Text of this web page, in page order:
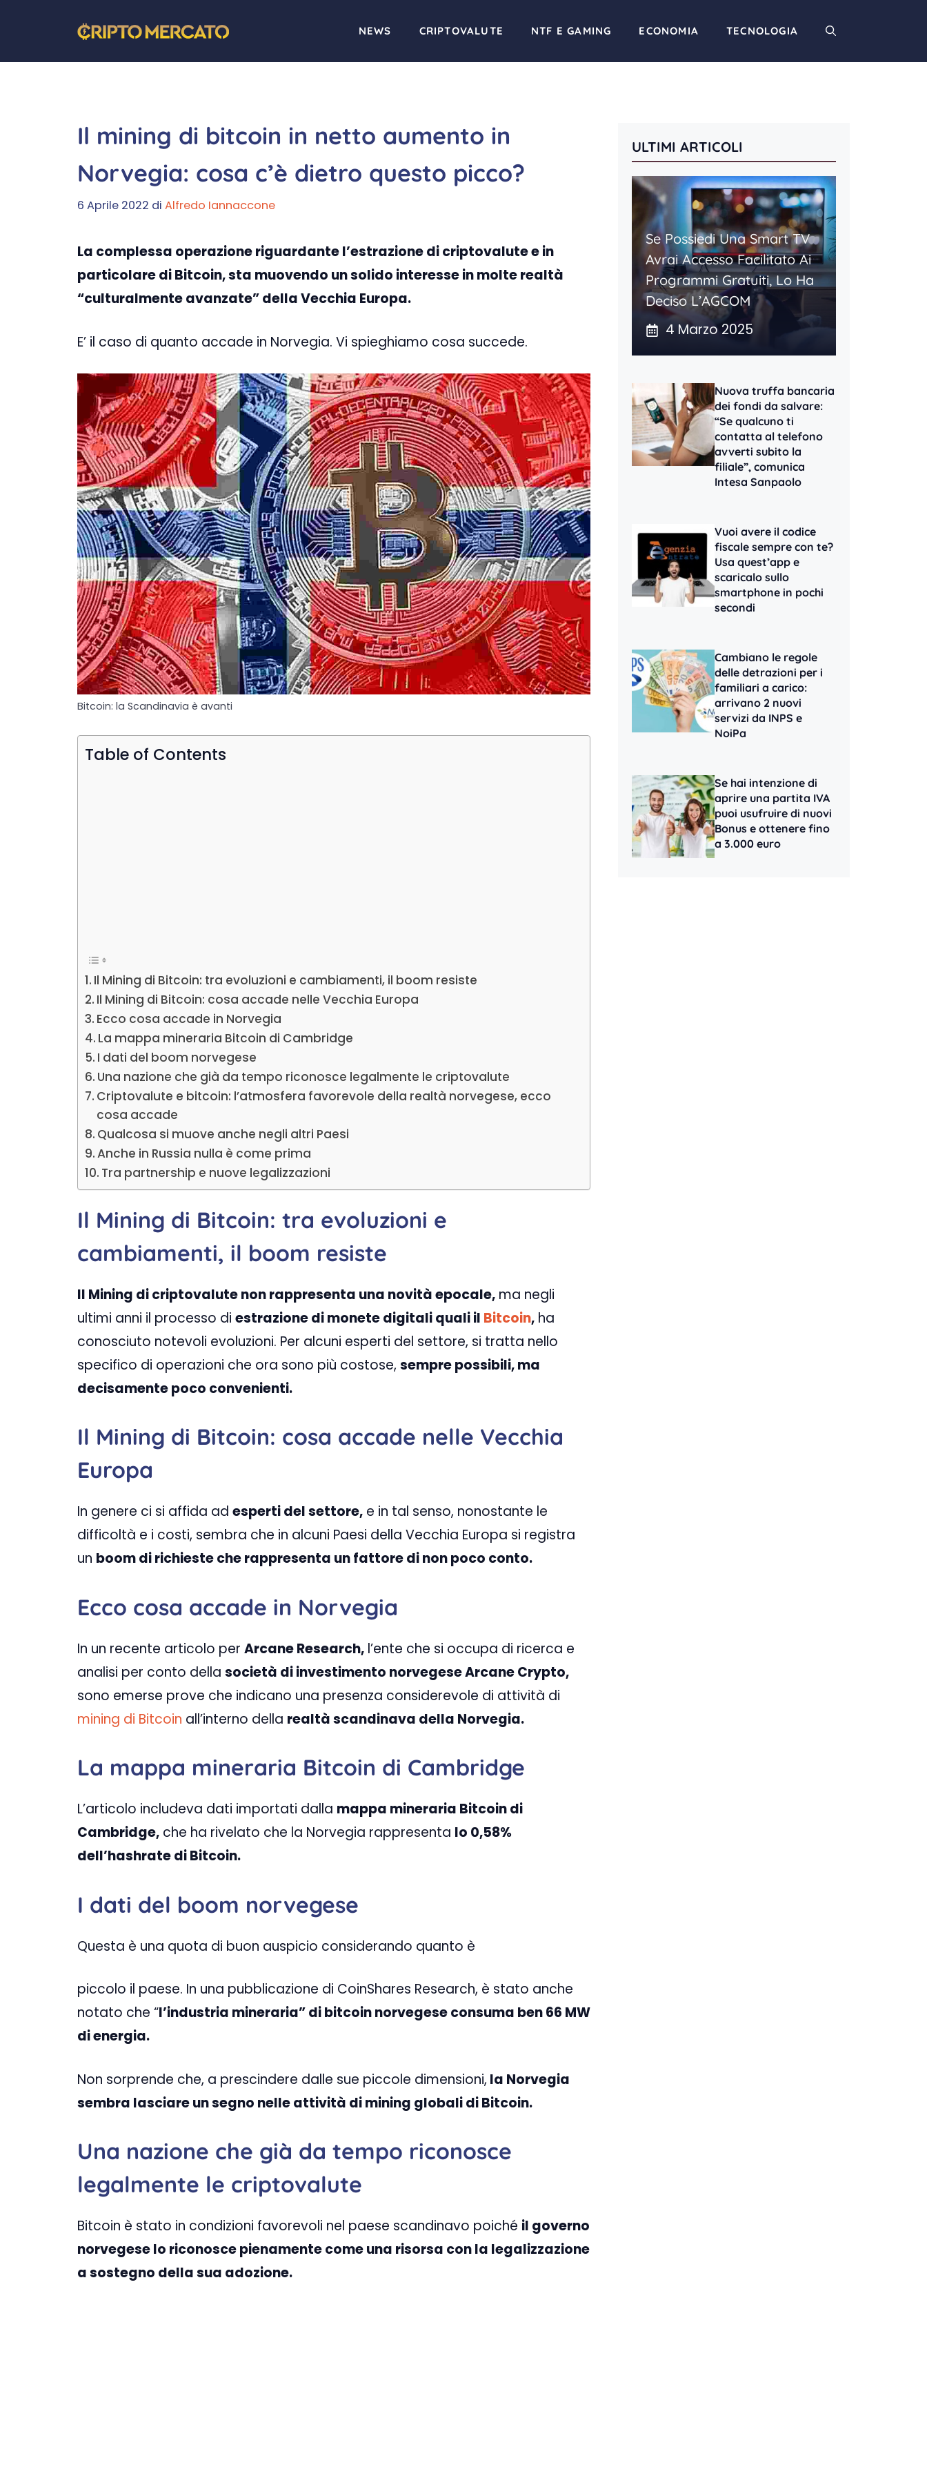
contenuto
NEWS CRIPTOVALUTE NTF E GAMING ECONOMIA TECNOLOGIA
Il mining di bitcoin in netto aumento in
Norvegia: cosa c’è dietro questo picco?
6 Aprile 2022 di Alfredo Iannaccone
La complessa operazione riguardante l’estrazione di criptovalute e in
particolare di Bitcoin, sta muovendo un solido interesse in molte realtà
“culturalmente avanzate” della Vecchia Europa.
E’ il caso di quanto accade in Norvegia. Vi spieghiamo cosa succede.
Bitcoin: la Scandinavia è avanti
Table of Contents
Il Mining di Bitcoin: tra evoluzioni e cambiamenti, il boom resiste
Il Mining di Bitcoin: cosa accade nelle Vecchia Europa
Ecco cosa accade in Norvegia
La mappa mineraria Bitcoin di Cambridge
I dati del boom norvegese
Una nazione che già da tempo riconosce legalmente le criptovalute
Criptovalute e bitcoin: l’atmosfera favorevole della realtà norvegese, ecco
cosa accade
Qualcosa si muove anche negli altri Paesi
Anche in Russia nulla è come prima
Tra partnership e nuove legalizzazioni
Il Mining di Bitcoin: tra evoluzioni e
cambiamenti, il boom resiste
Il Mining di criptovalute non rappresenta una novità epocale, ma negli
ultimi anni il processo di estrazione di monete digitali quali il Bitcoin, ha
conosciuto notevoli evoluzioni. Per alcuni esperti del settore, si tratta nello
specifico di operazioni che ora sono più costose, sempre possibili, ma
decisamente poco convenienti.
Il Mining di Bitcoin: cosa accade nelle Vecchia
Europa
In genere ci si affida ad esperti del settore, e in tal senso, nonostante le
difficoltà e i costi, sembra che in alcuni Paesi della Vecchia Europa si registra
un boom di richieste che rappresenta un fattore di non poco conto.
Ecco cosa accade in Norvegia
In un recente articolo per Arcane Research, l’ente che si occupa di ricerca e
analisi per conto della società di investimento norvegese Arcane Crypto,
sono emerse prove che indicano una presenza considerevole di attività di
mining di Bitcoin all’interno della realtà scandinava della Norvegia.
La mappa mineraria Bitcoin di Cambridge
L’articolo includeva dati importati dalla mappa mineraria Bitcoin di
Cambridge, che ha rivelato che la Norvegia rappresenta lo 0,58%
dell’hashrate di Bitcoin.
I dati del boom norvegese
Questa è una quota di buon auspicio considerando quanto è
piccolo il paese. In una pubblicazione di CoinShares Research, è stato anche
notato che “l’industria mineraria” di bitcoin norvegese consuma ben 66 MW
di energia.
Non sorprende che, a prescindere dalle sue piccole dimensioni, la Norvegia
sembra lasciare un segno nelle attività di mining globali di Bitcoin.
Una nazione che già da tempo riconosce
legalmente le criptovalute
Bitcoin è stato in condizioni favorevoli nel paese scandinavo poiché il governo
norvegese lo riconosce pienamente come una risorsa con la legalizzazione
a sostegno della sua adozione.
ULTIMI ARTICOLI
Se Possiedi Una Smart TV
Avrai Accesso Facilitato Ai
Programmi Gratuiti, Lo Ha
Deciso L’AGCOM
4 Marzo 2025
Nuova truffa bancaria
dei fondi da salvare:
“Se qualcuno ti
contatta al telefono
avverti subito la
filiale”, comunica
Intesa Sanpaolo
Vuoi avere il codice
fiscale sempre con te?
Usa quest’app e
scaricalo sullo
smartphone in pochi
secondi
Cambiano le regole
delle detrazioni per i
familiari a carico:
arrivano 2 nuovi
servizi da INPS e
NoiPa
Se hai intenzione di
aprire una partita IVA
puoi usufruire di nuovi
Bonus e ottenere fino
a 3.000 euro